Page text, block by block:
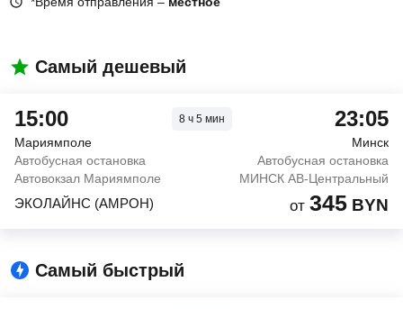
Самый дешевый
15:00 8ч5мин 23:05
Мариямполе
Минск
Автобусная остановка
Автовокзал Мариямполе
Автобусная остановка
МИНСК АВ-Центральный
ЭКОЛАЙНС (АМРОН) от 345 BYN
Самый быстрый